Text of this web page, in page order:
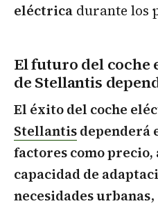
eléctrica durante los
El futuro del coche
de Stellantis
El éxito del coche
Stellantisdependerá
factores como
capacidad de
necesidades urbanas